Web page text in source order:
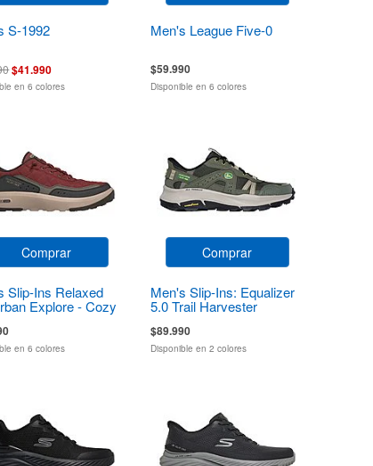
S-1992
$41.990
en 6 colores
Men's League Five-0
$59.990
Disponible en 6 colores
Comprar
Slip-Ins Relaxed
Explore - Cozy
en 6 colores
Comprar
Men's Slip-Ins: Equalizer
5.0 Trail Harvester
$89.990
Disponible en 2 colores